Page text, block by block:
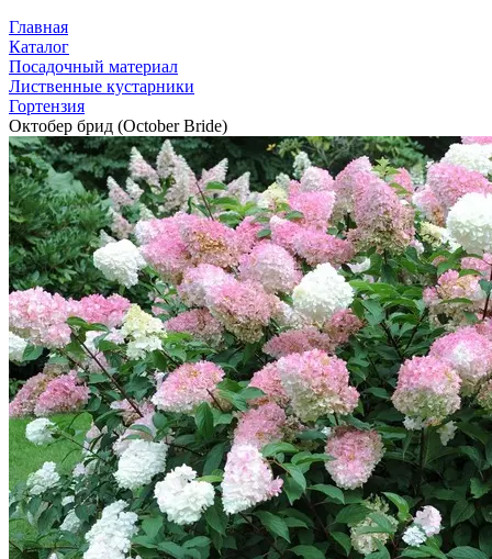
Главная
Каталог
Посадочный материал
Лиственные кустарники
Гортензия
Октобер брид (October Bride)